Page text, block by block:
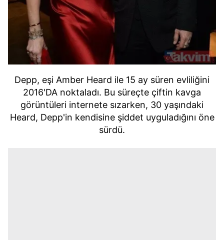
Depp, eşi Amber Heard ile 15 ay süren evliliğini
2016'DA noktaladı. Bu süreçte çiftin kavga
görüntüleri internete sızarken, 30 yaşındaki
Heard, Depp'in kendisine şiddet uyguladığını öne
sürdü.